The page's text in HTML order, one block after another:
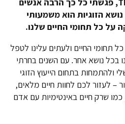
Therapoetic Counseling, פגשתי כל כך הרבה אנשים
הזוגיות הוא משמעותי
על כל תחומי החיים שלנו.
תחומי החיים ולעתים עלינו לטפל
בכל נושא אחר. עם השנים בחרתי
ולהתמחות בתחום הייעוץ הזוגי
– לעזור לכם לחוות חיים מלאים,
שרק חיים באינטימיות עם אדם